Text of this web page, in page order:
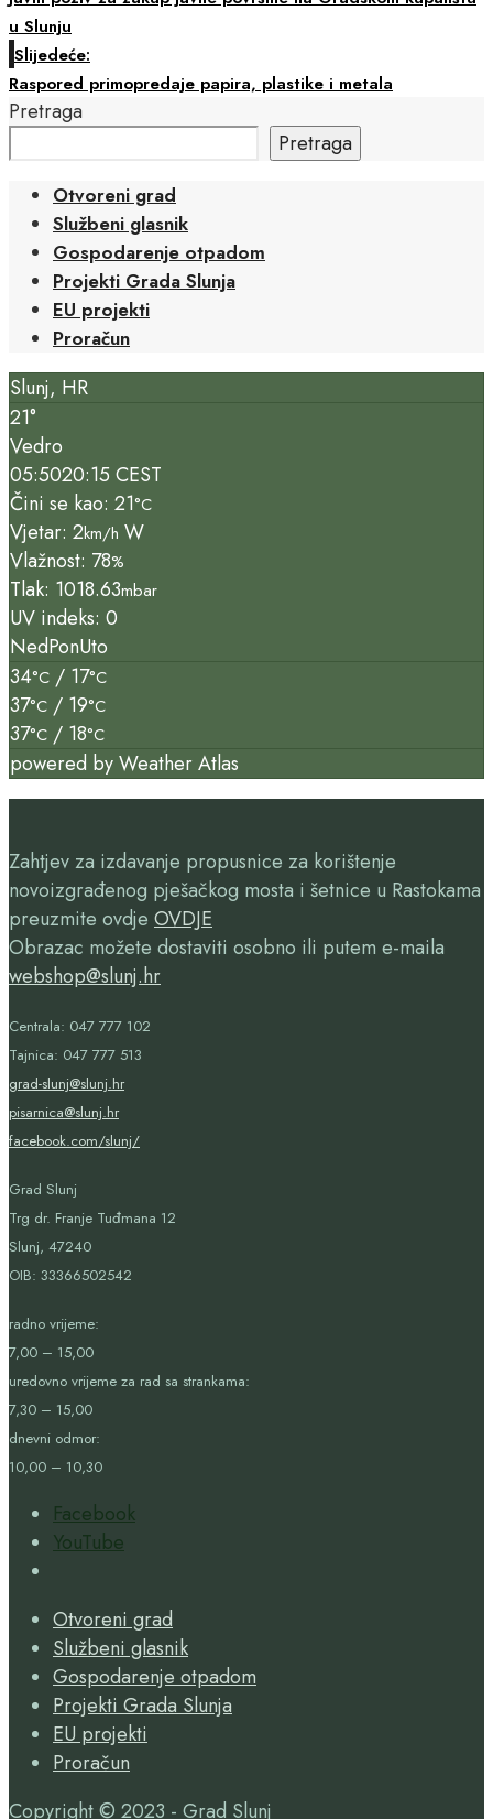
u Slunju
Slijedeće:
Raspored primopredaje papira, plastike i metala
Pretraga
Pretraga
Otvoreni grad
Službeni glasnik
Gospodarenje otpadom
Projekti Grada Slunja
EU projekti
Proračun
Slunj, HR
21°
Vedro
05:5020:15 CEST
Čini se kao: 21°C
Vjetar: 2km/h W
Vlažnost: 78%
Tlak: 1018.63mbar
UV indeks: 0
NedPonUto
34°C / 17°C
37°C / 19°C
37°C / 18°C
powered byWeather Atlas
Zahtjev za izdavanje propusnice za korištenje
novoizgrađenog pješačkog mosta i šetnice u Rastokama
preuzmite ovdje OVDJE
Obrazac možete dostaviti osobno ili putem e-maila
webshop@slunj.hr
Centrala: 047 777 102
Tajnica: 047 777 513
grad-slunj@slunj.hr
pisarnica@slunj.hr
facebook.com/slunj/
Grad Slunj
Trg dr. Franje Tuđmana 12
Slunj, 47240
OIB: 33366502542
radno vrijeme:
7,00 – 15,00
uredovno vrijeme za rad sa strankama:
7,30 – 15,00
dnevni odmor:
10,00 – 10,30
Facebook
YouTube
Window
Otvoreni grad
Službeni glasnik
Gospodarenje otpadom
Projekti Grada Slunja
EU projekti
Proračun
Copyright © 2023 - Grad Slunj